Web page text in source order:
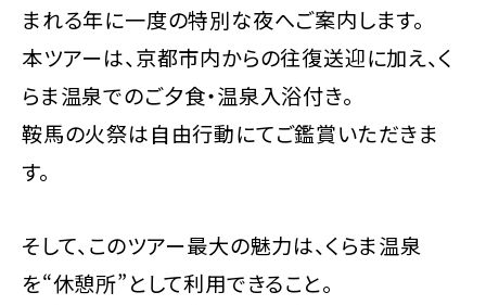
まれる年に一度の特別な夜へご案内します。
本ツアーは、京都市内からの往復送迎に加え、く
らま温泉でのご夕食・温泉入浴付き。
鞍馬の火祭は自由行動にてご鑑賞いただきま
す。
そして、このツアー最大の魅力は、くらま温泉
を“休憩所”として利用できること。